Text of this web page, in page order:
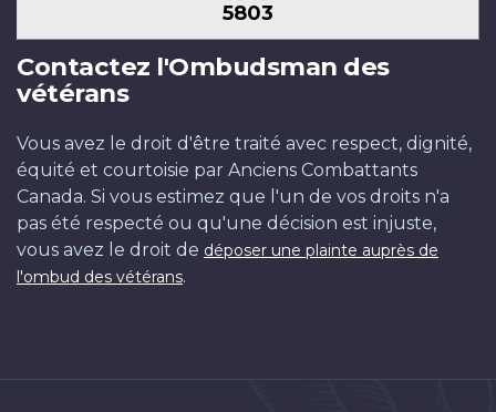
5803
Contactez l'Ombudsman des
vétérans
Vous avez le droit d'être traité avec respect, dignité,
équité et courtoisie par Anciens Combattants
Canada. Si vous estimez que l'un de vos droits n'a
pas été respecté ou qu'une décision est injuste,
vous avez le droit de déposer une plainte auprès de
l'ombud des vétérans.